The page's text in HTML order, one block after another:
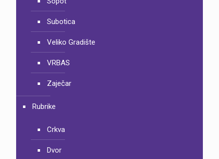
Subotica
Veliko Gradište
VRBAS
Zaječar
Rubrike
Crkva
Dvor